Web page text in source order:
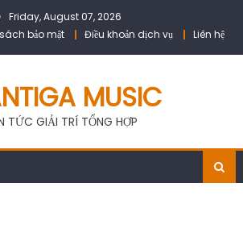
Friday, August 07, 2026
bảo mật Điều khoản dịch vụ Liên hệ
MUSIC
TỨC GIẢI TRÍ TỔNG HỢP